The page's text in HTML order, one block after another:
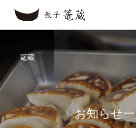
篭蔵
お知らせ一